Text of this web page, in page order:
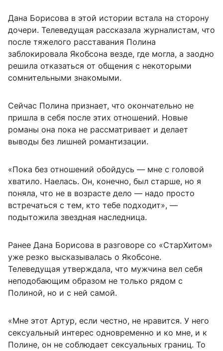
Дана Борисова в этой истории встала на сторону
дочери. Телеведущая рассказала журналистам, что
после тяжелого расставания Полина
заблокировала Якобсона везде, где могла, а заодно
решила отказаться от общения с некоторыми
сомнительными знакомыми.
Сейчас Полина признает, что окончательно не
пришла в себя после этих отношений. Новые
романы она пока не рассматривает и делает
выводы без лишней романтизации.
«Пока без отношений обойдусь — мне с головой
хватило. Наелась. Он, конечно, был старше, но я
поняла, что не в возрасте дело — надо просто
встречаться с тем, кто тебе подходит», —
подытожила звездная наследница.
Ранее Дана Борисова в разговоре со «СтарХитом»
уже резко высказывалась о Якобсоне.
Телеведущая утверждала, что мужчина вел себя
неподобающим образом не только рядом с
Полиной, но и с ней самой.
«Мне этот Артур, если честно, не нравится. У него
сексуальный интерес одновременно и ко мне, и к
Полине, он не соблюдает сексуальных границ. То